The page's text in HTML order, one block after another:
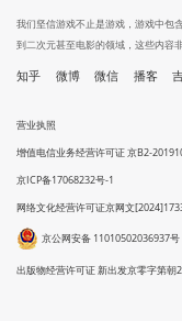
我们坚信游戏不止是游戏，游戏中包
到二次元甚至电影的领域，这些内容
知乎 微博 微信 播客
营业执照
增值电信业务经营许可证 京B2-
京ICP备17068232号-1
网络文化经营许可证京网文
京公网安备 11010502036937号
出版物经营许可证 新出发京零字第朝